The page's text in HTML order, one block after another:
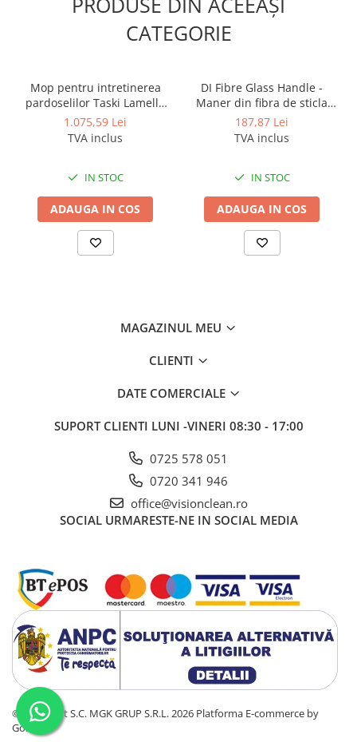
Servetele masa & faciale
Odorizante profesionale
Odorizant toalera, wc
Odorizante camera
Rezerva aparate odorizante
Produse de curatenie
Articole menaj
Carucioare
Carucioare bucatarie
Sisteme, ustensile spalat
Produse hoteliere
Carucioare camerista hotel
Cosmetice hoteliere
Gama de cosmetice hoteliere Black
Botanika
Gama de cosmetice hoteliere Dove
Gama de cosmetice hoteliere
Holiday Care
Gama de cosmetice hoteliere I Am
You
Gama de cosmetice hoteliere Lux
Gama de cosmetice hoteliere
Omnia
CATEGORIE
Mop pentru intretinerea
pardoselilor Taski Lamello
80cm
1.075,59 Lei
TVA inclus
IN STOC
ADAUGA IN COS
DI Fibre Glass Handle -
Maner din fibra de sticla
1450mm
187,87 Lei
TVA inclus
IN STOC
ADAUGA IN COS
MAGAZINUL MEU
CLIENTI
DATE COMERCIALE
SUPORT CLIENTI LUNI -VINERI 08:30 - 17:00
0725 578 051
0720 341 946
office@visionclean.ro
SOCIAL URMARESTE-NE IN SOCIAL MEDIA
©Copyright S.C. MGK GRUP S.R.L. 2026 Platforma E-commerce by
Gomag